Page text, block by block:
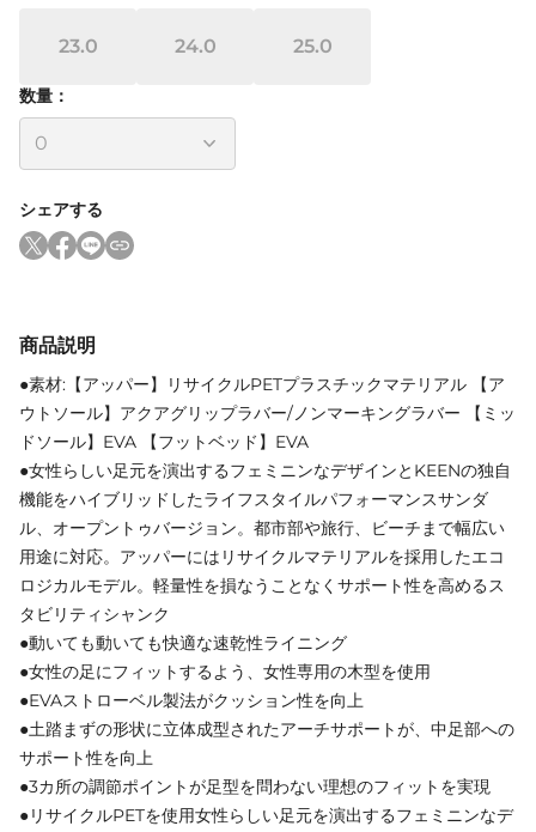
23.0 24.0 25.0
数量：
シェアする
商品説明
●素材:【アッパー】リサイクルPETプラスチックマテリアル 【ア
ウトソール】アクアグリップラバー/ノンマーキングラバー 【ミッ
ドソール】EVA 【フットベッド】EVA
●女性らしい足元を演出するフェミニンなデザインとKEENの独自
機能をハイブリッドしたライフスタイルパフォーマンスサンダ
ル、オープントゥバージョン。都市部や旅行、ビーチまで幅広い
用途に対応。アッパーにはリサイクルマテリアルを採用したエコ
ロジカルモデル。軽量性を損なうことなくサポート性を高めるス
タビリティシャンク
●動いても動いても快適な速乾性ライニング
●女性の足にフィットするよう、女性専用の木型を使用
●EVAストローベル製法がクッション性を向上
●土踏まずの形状に立体成型されたアーチサポートが、中足部への
サポート性を向上
●3カ所の調節ポイントが足型を問わない理想のフィットを実現
●リサイクルPETを使用女性らしい足元を演出するフェミニンなデ